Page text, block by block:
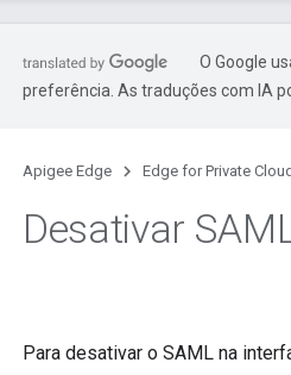
O Google
preferência. As traduções com IA
Apigee Edge Edge for Private Cloud
Desativar
Para desativar o SAML na